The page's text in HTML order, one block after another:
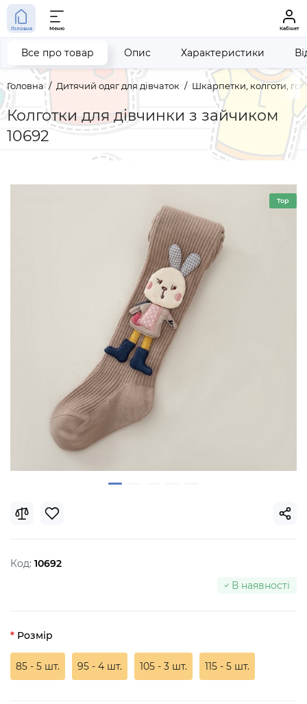
Головна Меню Кабінет
Головна Дитячий одяг для дівчаток Шкарпетки, колготи,
Колготки для дівчинки з зайчиком
10692
Все про товар Опис Характеристики
Top
Код: 10692
В наявності
Розмір
85 - 5 шт. 95 - 4 шт. 105 - 3 шт. 115 - 5 шт.